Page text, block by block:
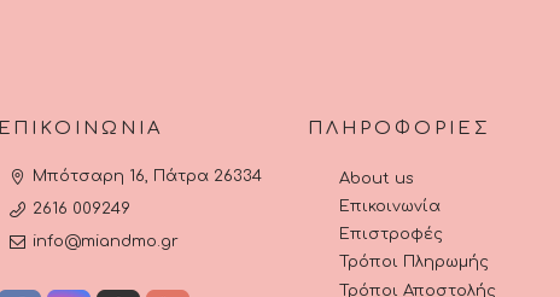
ΕΠΙΚΟΙΝΩΝΊΑ
Μπότσαρη 16, Πάτρα 26334
2616 009249
info@miandmo.gr
ΠΛΗΡΟΦΟΡΊΕΣ
About us
Επικοινωνία
Επιστροφές
Τρόποι Πληρωμής
Τρόποι Αποστολής